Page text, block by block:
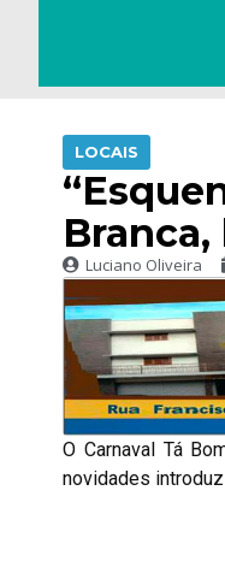
LOCAIS
Luciano Oliveira
O Carnaval Tá
novidades